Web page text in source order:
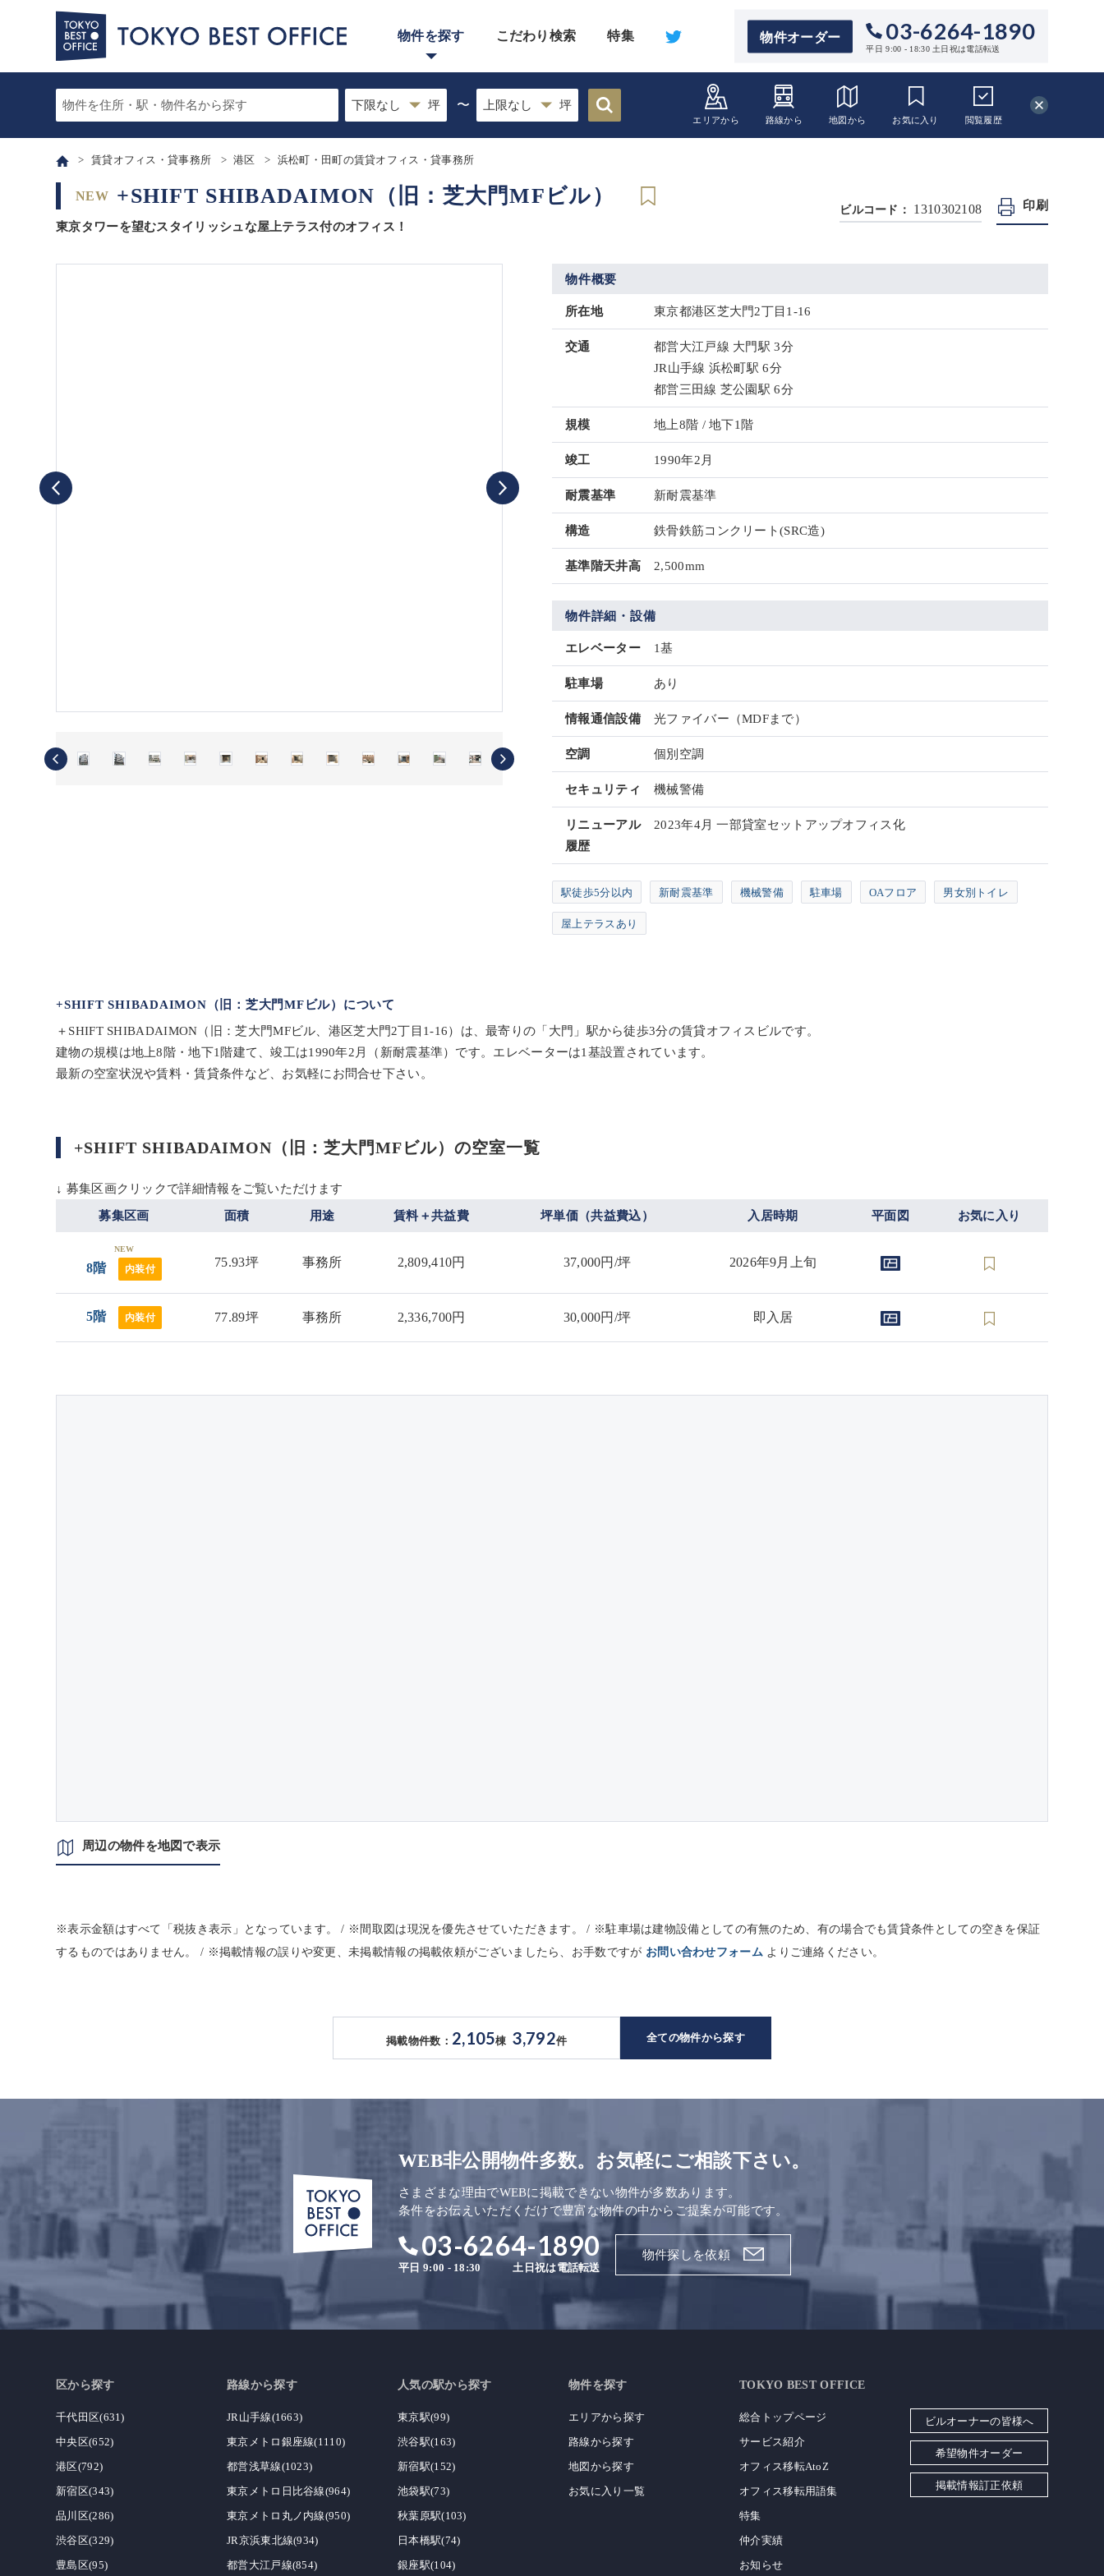
物件オーダー 03-6264-1890
平日 9:00 - 18:30 土日祝は電話転送
物件を探す こだわり検索 特集
エリアから 路線から 地図から お気に入り 閲覧履歴
〜
賃貸オフィス・貸事務所 港区 浜松町・田町の賃貸オフィス・貸事務所
NEW +SHIFT SHIBADAIMON（旧：芝大門MFビル）
東京タワーを望むスタイリッシュな屋上テラス付のオフィス！
ビルコード： 1310302108 印刷
物件概要
所在地 東京都港区芝大門2丁目1-16
交通
都営大江戸線 大門駅 3分
JR山手線 浜松町駅 6分
都営三田線 芝公園駅 6分
規模 地上8階 / 地下1階
竣工 1990年2月
耐震基準 新耐震基準
構造 鉄骨鉄筋コンクリート(SRC造)
基準階天井高 2,500mm
物件詳細・設備
エレベーター 1基
駐車場 あり
情報通信設備 光ファイバー（MDFまで）
空調 個別空調
セキュリティ 機械警備
リニューアル
履歴
2023年4月 一部貸室セットアップオフィス化
駅徒歩5分以内 新耐震基準 機械警備 駐車場 OAフロア 男女別トイレ
屋上テラスあり
+SHIFT SHIBADAIMON（旧：芝大門MFビル）について
＋SHIFT SHIBADAIMON（旧：芝大門MFビル、港区芝大門2丁目1-16）は、最寄りの「大門」駅から徒歩3分の賃貸オフィスビルです。
建物の規模は地上8階・地下1階建て、竣工は1990年2月（新耐震基準）です。エレベーターは1基設置されています。
最新の空室状況や賃料・賃貸条件など、お気軽にお問合せ下さい。
+SHIFT SHIBADAIMON（旧：芝大門MFビル）の空室一覧
↓ 募集区画クリックで詳細情報をご覧いただけます
募集区画 面積 用途 賃料＋共益費 坪単価（共益費込） 入居時期 平面図 お気に入り
NEW
8階 内装付 75.93坪 事務所 2,809,410円 37,000円/坪 2026年9月上旬
5階 内装付 77.89坪 事務所 2,336,700円 30,000円/坪 即入居
周辺の物件を地図で表示
※表示金額はすべて「税抜き表示」となっています。 / ※間取図は現況を優先させていただきます。 / ※駐車場は建物設備としての有無のため、有の場合でも賃貸条件としての空きを保証
するものではありません。 / ※掲載情報の誤りや変更、未掲載情報の掲載依頼がございましたら、お手数ですが お問い合わせフォーム よりご連絡ください。
掲載物件数： 2,105棟 3,792件 全ての物件から探す
WEB非公開物件多数。お気軽にご相談下さい。
さまざまな理由でWEBに掲載できない物件が多数あります。
条件をお伝えいただくだけで豊富な物件の中からご提案が可能です。
03-6264-1890
平日 9:00 - 18:30 土日祝は電話転送
物件探しを依頼
区から探す
千代田区(631)
中央区(652)
港区(792)
新宿区(343)
品川区(286)
渋谷区(329)
豊島区(95)
路線から探す
JR山手線(1663)
東京メトロ銀座線(1110)
都営浅草線(1023)
東京メトロ日比谷線(964)
東京メトロ丸ノ内線(950)
JR京浜東北線(934)
都営大江戸線(854)
人気の駅から探す
東京駅(99)
渋谷駅(163)
新宿駅(152)
池袋駅(73)
秋葉原駅(103)
日本橋駅(74)
銀座駅(104)
物件を探す
エリアから探す
路線から探す
地図から探す
お気に入り一覧
TOKYO BEST OFFICE
総合トップページ
サービス紹介
オフィス移転AtoZ
オフィス移転用語集
特集
仲介実績
お知らせ
ビルオーナーの皆様へ
希望物件オーダー
掲載情報訂正依頼